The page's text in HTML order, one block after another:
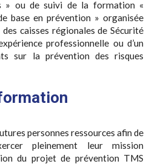
» ou de suivi de la formation «
base en prévention » organisée
caisses régionales de Sécurité
professionnelle ou d’un
sur la prévention des risques
personnes ressources afin de
pleinement leur mission
du projet de prévention TMS